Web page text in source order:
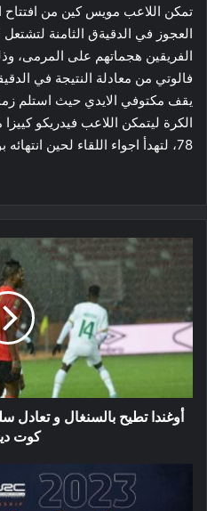
تمكن اللاعب مويس كين من افتتاح
العجوز في الدقيةق الثامنة
الفريقين هجماتهم على المرمى،
يقف مكتوفي الايدي حيث استلم
الكرة ليتمكن اللاعب فيدريكو
78، لتهدأ اجواء اللقاء لحين انتهائه بواقع 2 – 1.
تعادل
سلبي
بين
الديمقراطية
أوغندا تطيح بالسنغال و تعادل
كوت